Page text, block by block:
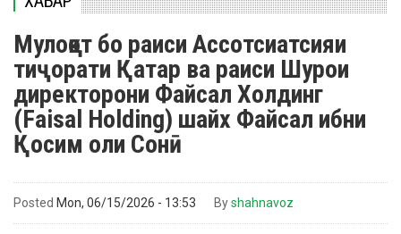
Мулоқот бо раиси Ассотсиатсияи
тиҷорати Қатар ва раиси Шурои
директорони Файсал Холдинг
(Faisal Holding) шайх Файсал ибни
Қосим оли Сонӣ
Posted Mon, 06/15/2026 - 13:53 Byshahnavoz